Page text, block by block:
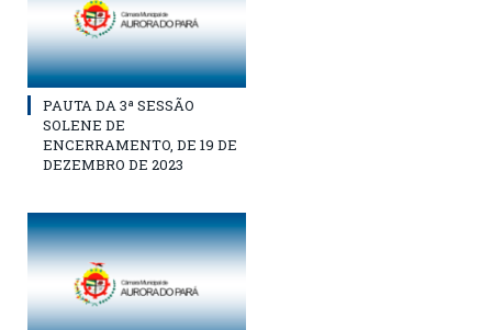
PAUTA DA 3ª SESSÃO
SOLENE DE
ENCERRAMENTO, DE 19 DE
DEZEMBRO DE 2023